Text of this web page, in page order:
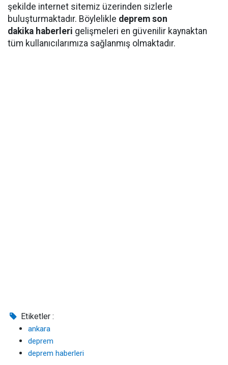
şekilde internet sitemiz üzerinden sizlerle
buluşturmaktadır. Böylelikle deprem son
dakika haberleri gelişmeleri en güvenilir kaynaktan
tüm kullanıcılarımıza sağlanmış olmaktadır.
Etiketler :
ankara
deprem
deprem haberleri